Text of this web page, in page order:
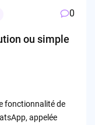
0
ou simple
fonctionnalité de
appelée